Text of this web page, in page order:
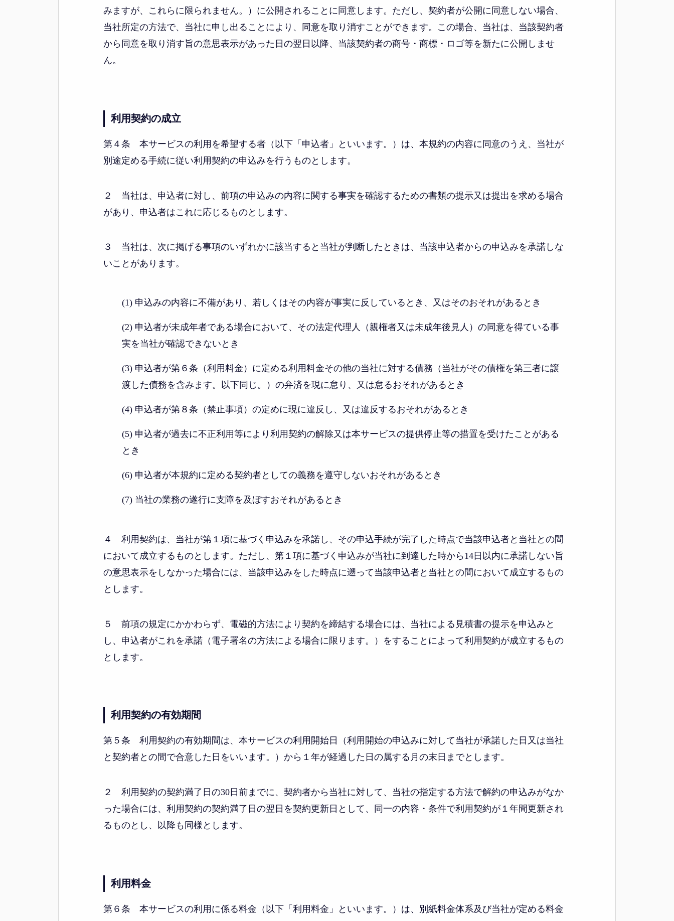
みますが、これらに限られません。）に公開されることに同意します。ただし、契約者が公開に同意しない場合、
当社所定の方法で、当社に申し出ることにより、同意を取り消すことができます。この場合、当社は、当該契約者
から同意を取り消す旨の意思表示があった日の翌日以降、当該契約者の商号・商標・ロゴ等を新たに公開しませ
ん。
利用契約の成立
第４条 本サービスの利用を希望する者（以下「申込者」といいます。）は、本規約の内容に同意のうえ、当社が
別途定める手続に従い利用契約の申込みを行うものとします。
２ 当社は、申込者に対し、前項の申込みの内容に関する事実を確認するための書類の提示又は提出を求める場合
があり、申込者はこれに応じるものとします。
３ 当社は、次に掲げる事項のいずれかに該当すると当社が判断したときは、当該申込者からの申込みを承諾しな
いことがあります。
(1) 申込みの内容に不備があり、若しくはその内容が事実に反しているとき、又はそのおそれがあるとき
(2) 申込者が未成年者である場合において、その法定代理人（親権者又は未成年後見人）の同意を得ている事
実を当社が確認できないとき
(3) 申込者が第６条（利用料金）に定める利用料金その他の当社に対する債務（当社がその債権を第三者に譲
渡した債務を含みます。以下同じ。）の弁済を現に怠り、又は怠るおそれがあるとき
(4) 申込者が第８条（禁止事項）の定めに現に違反し、又は違反するおそれがあるとき
(5) 申込者が過去に不正利用等により利用契約の解除又は本サービスの提供停止等の措置を受けたことがある
とき
(6) 申込者が本規約に定める契約者としての義務を遵守しないおそれがあるとき
(7) 当社の業務の遂行に支障を及ぼすおそれがあるとき
４ 利用契約は、当社が第１項に基づく申込みを承諾し、その申込手続が完了した時点で当該申込者と当社との間
において成立するものとします。ただし、第１項に基づく申込みが当社に到達した時から14日以内に承諾しない旨
の意思表示をしなかった場合には、当該申込みをした時点に遡って当該申込者と当社との間において成立するもの
とします。
５ 前項の規定にかかわらず、電磁的方法により契約を締結する場合には、当社による見積書の提示を申込みと
し、申込者がこれを承諾（電子署名の方法による場合に限ります。）をすることによって利用契約が成立するもの
とします。
利用契約の有効期間
第５条 利用契約の有効期間は、本サービスの利用開始日（利用開始の申込みに対して当社が承諾した日又は当社
と契約者との間で合意した日をいいます。）から１年が経過した日の属する月の末日までとします。
２ 利用契約の契約満了日の30日前までに、契約者から当社に対して、当社の指定する方法で解約の申込みがなか
った場合には、利用契約の契約満了日の翌日を契約更新日として、同一の内容・条件で利用契約が１年間更新され
るものとし、以降も同様とします。
利用料金
第６条 本サービスの利用に係る料金（以下「利用料金」といいます。）は、別紙料金体系及び当社が定める料金